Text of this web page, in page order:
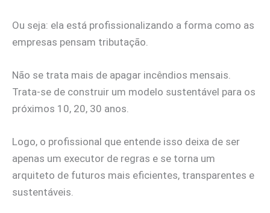
Ou seja: ela está profissionalizando a forma como as
empresas pensam tributação.
Não se trata mais de apagar incêndios mensais.
Trata-se de construir um modelo sustentável para os
próximos 10, 20, 30 anos.
Logo, o profissional que entende isso deixa de ser
apenas um executor de regras e se torna um
arquiteto de futuros mais eficientes, transparentes e
sustentáveis.